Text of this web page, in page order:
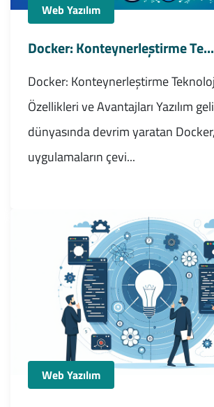
Web Yazılım
Docker: Konteynerleştirme Te...
Docker: Konteynerleştirme
Özellikleri ve Avantajları Yazılım
dünyasında devrim yaratan Docker,
uygulamaların çevi...
Web Yazılım